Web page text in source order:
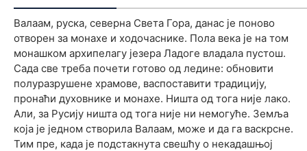
Валаам, руска, северна Света Гора, данас је поново
отворен за монахе и ходочаснике. Пола века је на том
монашком архипелагу језера Ладоге владала пустош.
Сада све треба почети готово од ледине: обновити
полуразрушене храмове, васпоставити традицију,
пронаћи духовнике и монахе. Ништа од тога није лако.
Али, за Русију ништа од тога није ни немогуће. Земља
која је једном створила Валаам, може и да га васкрсне.
Тим пре, када је подстакнута свешћу о некадашњој